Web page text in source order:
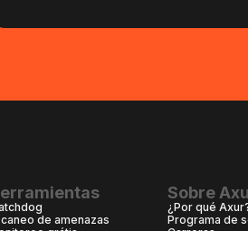
de amenazas
Sobre
¿Por qué
Programa de